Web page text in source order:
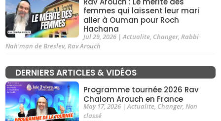
femmes qui laissent leur mari
aller à Ouman pour Roch
Hachana
Jul 29, 2026| Actualite, Changer, Rabbi
Nah'man de Breslev, Rav Arouch
DERNIERS ARTICLES & VIDÉOS
Programme tournée 2026 Rav
Chalom Arouch en France
May 17, 2026|Actualite, Changer, Non
classé